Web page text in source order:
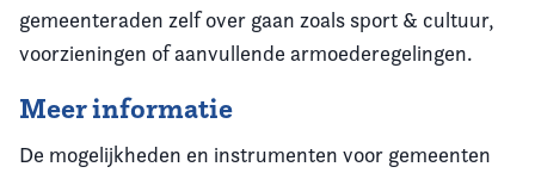
gemeenteraden zelf over gaan zoals sport & cultuur,
voorzieningen of aanvullende armoederegelingen.
Meer informatie
De mogelijkheden en instrumenten voor gemeenten